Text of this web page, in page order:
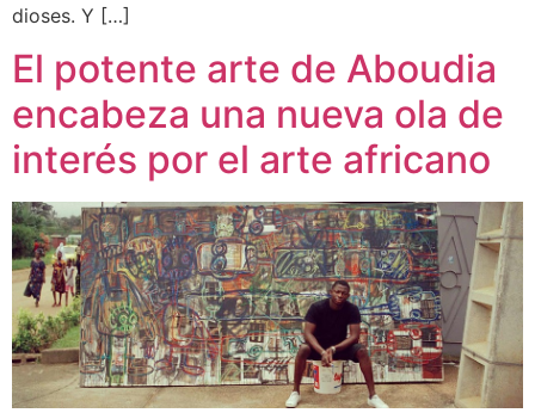
dioses. Y […]
El potente arte de Aboudia
encabeza una nueva ola de
interés por el arte africano